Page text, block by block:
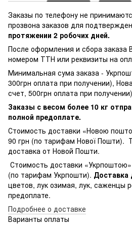
Заказы по телефону не
прозвона заказов для
протяжении 2 робочих дней.
После оформления и сбора заказа
номером ТТН или реквизиты на
Минимальная сума заказа -
300грн оплата при получении),
счет, 500грн оплата при получении)
Заказы с весом более 10 кг
полной предоплате.
Стоимость доставки «Новою
90 грн (по тарифам Нової Пошти).
доставка от Новой Пошти.
Стоимость доставки
(по тарифам Укрпошти). Доставка
цветов, лук озимая, лук, саженцы
предоплате.
Подробнее о доставке
Варианты оплаты